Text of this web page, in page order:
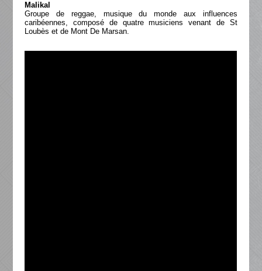
Malikal
Groupe de reggae, musique du monde aux influences
caribéennes, composé de quatre musiciens venant de St
Loubès et de Mont De Marsan.